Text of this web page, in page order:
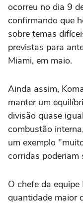
ocorreu no dia 9
confirmando que
sobre temas
previstas para
Miami, em maio.
Ainda assim,
manter um
divisão quase
combustão
um exemplo
corridas poderiam
O chefe da
quantidade maior